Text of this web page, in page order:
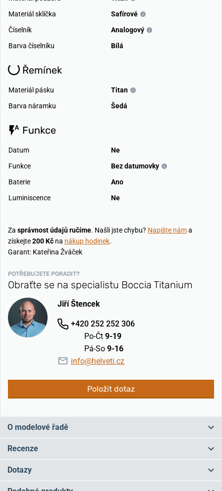
Materiál sklíčka
Safírové
Číselník
Analogový
Barva číselníku
Bílá
Řemínek
Materiál pásku
Titan
Barva náramku
Šedá
Funkce
Datum
Ne
Funkce
Bez datumovky
Baterie
Ano
Luminiscence
Ne
Za správnost údajů ručíme. Našli jste chybu? Napište náma
získejte200 Kč na nákup hodinek.
Garant: Kateřina Žváček
POTŘEBUJETE PORADIT?
Obraťte se na specialistu Boccia Titanium
Jiří Štencek
+420 252 252 306
Po-Čt 9-19
Pá-So 9-16
info@helveti.cz
Položit dotaz
O modelové řadě
Titanium Dress skvěle doplní váš oblek či šaty. Vyberte si
perleťovým číselníkem nebo si dopřejte model s výrazným a
Recenze
Dotazy